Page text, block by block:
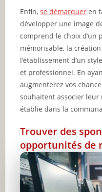
Enfin,se démarquer en
développer une image
comprend le choix d’un
mémorisable, la
l’établissement d’un
et professionnel. En
augmenterez vos
souhaitent associer
établie dans la
Trouver des
opportunités de